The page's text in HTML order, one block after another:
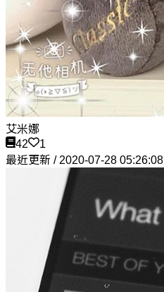
艾米娜
42
1
最近更新 / 2020-07-28 05:26:08